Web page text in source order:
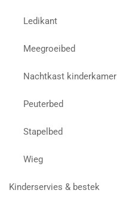
Ledikant
Meegroeibed
Nachtkast kinderkamer
Peuterbed
Stapelbed
Wieg
Kinderservies & bestek